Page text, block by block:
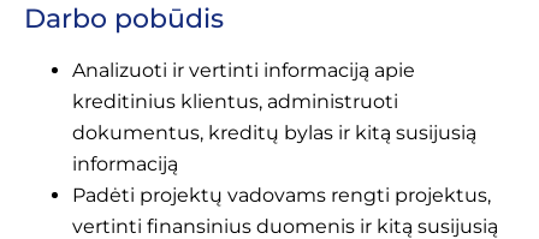
Darbo pobūdis
Analizuoti ir vertinti informaciją apie
kreditinius klientus, administruoti
dokumentus, kreditų bylas ir kitą susijusią
informaciją
Padėti projektų vadovams rengti projektus,
vertinti finansinius duomenis ir kitą susijusią